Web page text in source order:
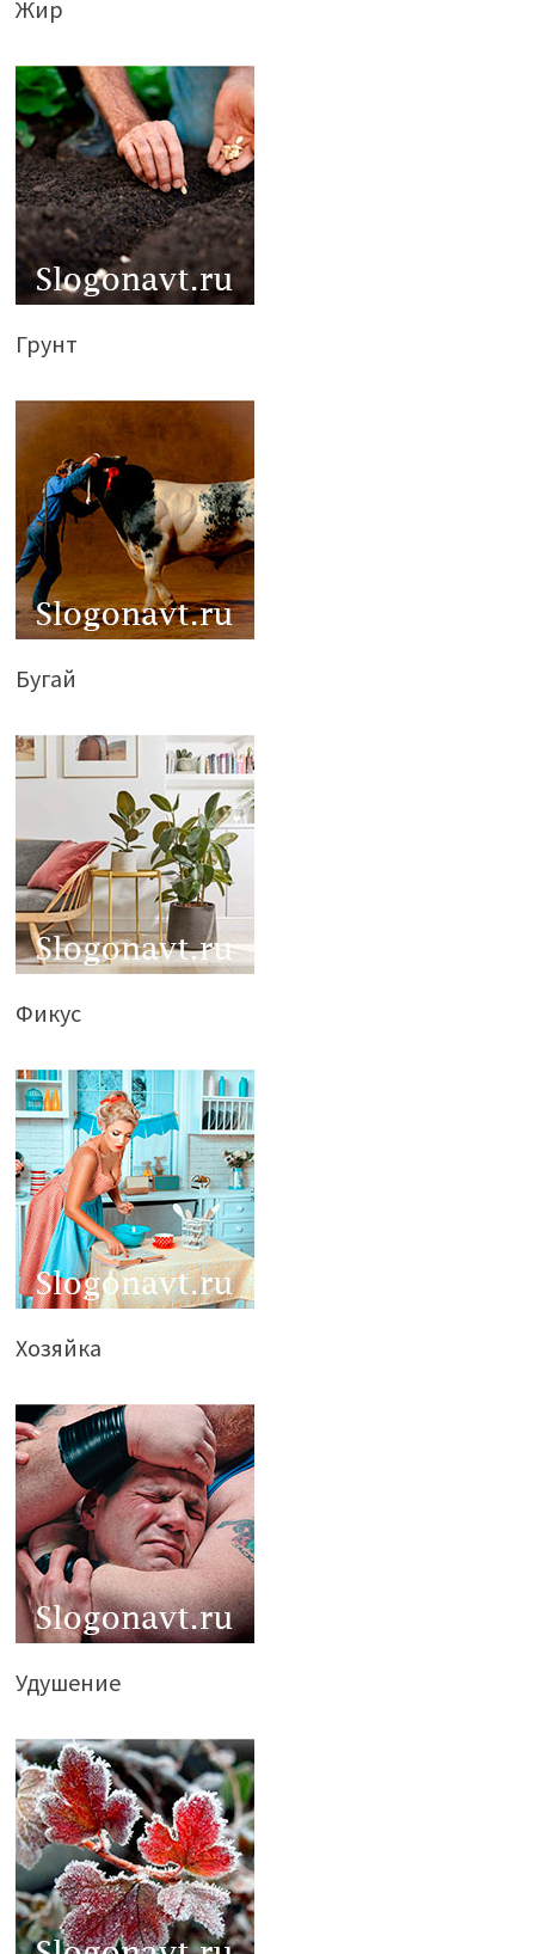
Жир
Грунт
Бугай
Фикус
Хозяйка
Удушение